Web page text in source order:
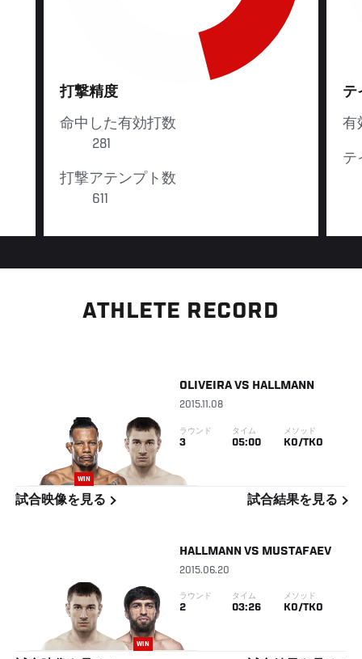
打撃精度
命中した有効打数
281
打撃アテンプト数
611
テ
有
テ
ATHLETE RECORD
WIN
OLIVEIRAVS HALLMANN
2015.11.08
ラウンド
3
タイム
05:00
メソッド
KO/TKO
試合映像を見る 試合結果を見る
WIN
HALLMANN VS MUSTAFAEV
2015.06.20
ラウンド
2
タイム
03:26
メソッド
KO/TKO